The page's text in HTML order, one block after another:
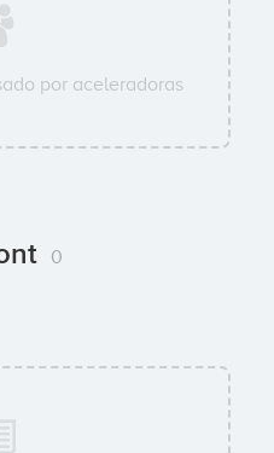
por aceleradoras
0